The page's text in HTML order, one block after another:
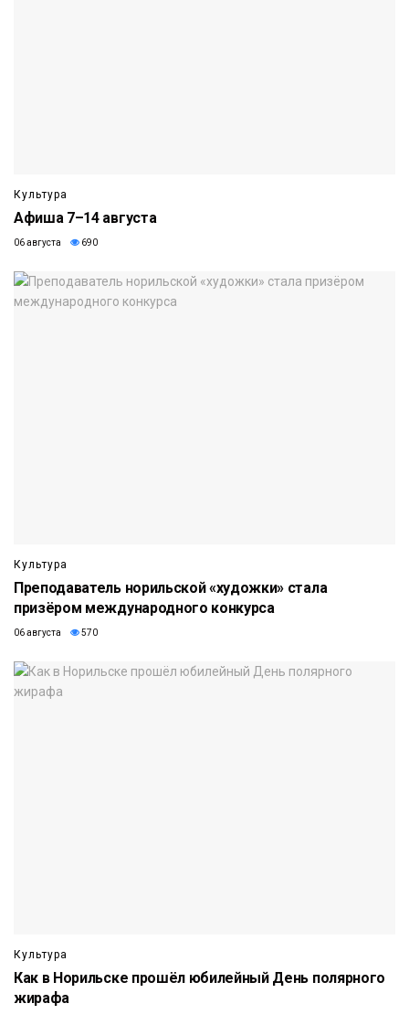
Культура
Афиша 7–14 августа
06 августа 690
Культура
Преподаватель норильской «художки» стала
призёром международного конкурса
06 августа 570
Культура
Как в Норильске прошёл юбилейный День полярного
жирафа